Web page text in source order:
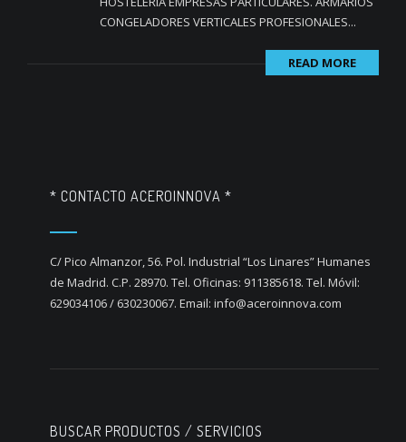
CONGELADORES VERTICALES PROFESIONALES...
READ MORE
* CONTACTO ACEROINNOVA *
C/ Pico Almanzor, 56. Pol. Industrial “Los Linares” Humanes
de Madrid. C.P. 28970. Tel. Oficinas: 911385618. Tel. Móvil:
629034106 / 630230067. Email: info@aceroinnova.com
BUSCAR PRODUCTOS / SERVICIOS